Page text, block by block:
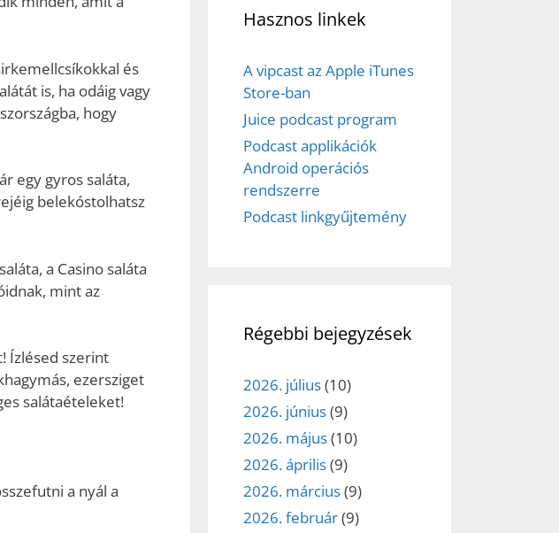
és
is, ha odáig vagy
hogy
egy gyros saláta,
belekóstolhatsz
a Casino saláta
mint az
Ízlésed szerint
ezersziget
salátaételeket!
a nyál a
Hasznos linkek
A vipcast az Apple iTunes
Store-ban
Juice podcast program
Podcast applikációk
Android operációs
rendszerre
Podcast linkgyűjtemény
Régebbi bejegyzések
2026. július(10)
2026. június(9)
2026. május(10)
2026. április(9)
2026. március(9)
2026. február(9)